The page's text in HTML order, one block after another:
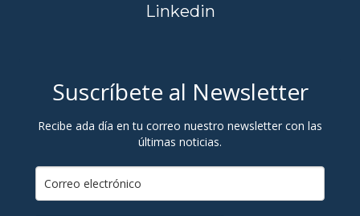
Linkedin
Suscríbete al Newsletter
Recibe ada día en tu correo nuestro newsletter con las
últimas noticias.